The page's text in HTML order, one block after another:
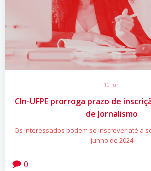
10 jun
CIn-UFPE prorroga prazo de
de Jornalismo
Os interessados podem se inscrever até a
junho de 2024
0